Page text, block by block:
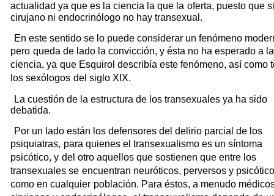
actualidad ya que es la ciencia la que la oferta, puesto que
cirujano ni endocrinólogo no hay transexual.
En este sentido se lo puede considerar un fenómeno
pero queda de lado la convicción, y ésta no ha esperado a la
ciencia, ya que Esquirol describía este fenómeno, así como
los sexólogos del siglo XIX.
La cuestión de la estructura de los transexuales ya ha sido
debatida.
Por un lado están los defensores del delirio parcial de los
psiquiatras, para quienes el transexualismo es un síntoma
psicótico, y del otro aquellos que sostienen que entre los
transexuales se encuentran neuróticos, perversos y
como en cualquier población. Para éstos, a menudo